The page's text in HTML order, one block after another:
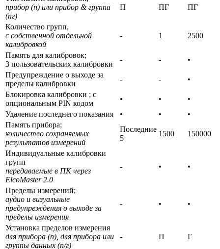
прибор (п) или прибор & группа
(пг)
П ПГ ПГ
Количество групп,
с собственной отдельной
калибровкой
- 1 2500
Память для калибровок;
3 пользовательских калибровки
- -
•
Предупреждение о выходе за
пределы калибровки
- -
•
Блокировка калибровки ; с
опциональным PIN кодом
• •
•
Удаление последнего показания
• •
•
Память прибора;
количество сохраняемых
результатов измерений
Последние
5
1500 150000
Индивидуальные калибровки
групп
передаваемые в ПК через
ElcoMaster 2.0
- • •
Пределы измерений;
аудио и визуальные
предупреждения о выходе за
пределы измерения
- • •
Установка пределов измерения
для прибора (п), для прибора или
группы данных (п/г)
- П Г